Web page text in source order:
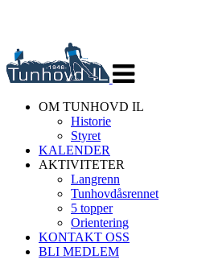
navigasjon
OM TUNHOVD IL
Historie
Styret
KALENDER
AKTIVITETER
Langrenn
Tunhovdåsrennet
5 topper
Orientering
KONTAKT OSS
BLI MEDLEM